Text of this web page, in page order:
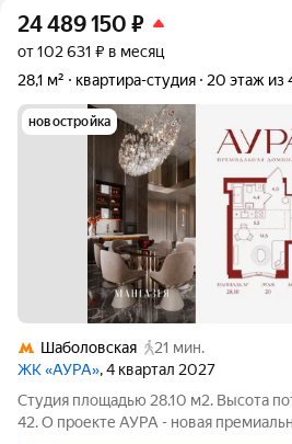
24 489 150 ₽
от 102 631 ₽ в месяц
28,1 м²
квартира-студия 20 этаж из
новостройка
Шаболовская
21 мин.
ЖК «АУРА», 4 квартал 2027
Студия площадью 28.10 м2. Высота
42. О проекте АУРА - новая